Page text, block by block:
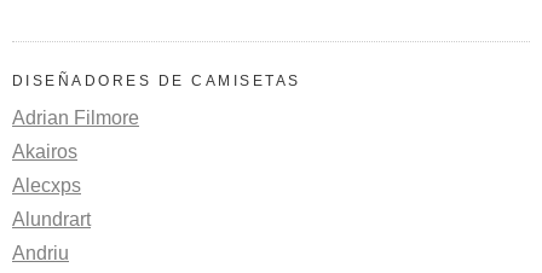
DISEÑADORES DE CAMISETAS
Adrian Filmore
Akairos
Alecxps
Alundrart
Andriu